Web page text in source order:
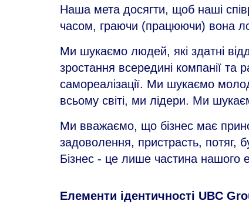
Наша мета досягти, щоб наші
часом, граючи (працюючи) вона
Ми шукаємо людей, які здатні
зростання всередині компанії
самореалізації. Ми шукаємо
всьому світі, ми лідери. Ми
Ми вважаємо, що бізнес має
задоволення, пристрасть, потяг,
Бізнес - це лише частина нашого
Елементи ідентичності UBC